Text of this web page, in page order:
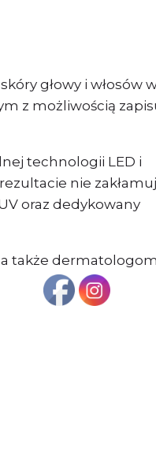
głowy i włosów
z możliwością
technologii LED i
nie
oraz dedykowany
także